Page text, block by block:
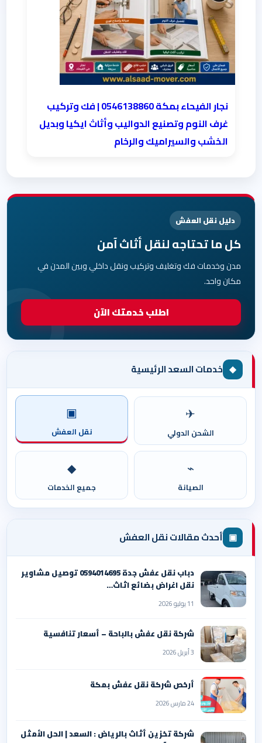
نجار الفيحاء بمكة 0546138860⁩ | فك وتركيب
غرف النوم وتصنيع الدواليب وأثاث ايكيا وبديل
الخشب والسيراميك والرخام
دليل نقل العفش
كل ما تحتاجه لنقل أثاث آمن
مدن وخدمات فك وتغليف وتركيب ونقل داخلي وبين المدن في
مكان واحد.
اطلب خدمتك الآن
◆ خدمات السعد الرئيسية
✈
الشحن الدولي
▣
نقل العفش
⌁
الصيانة
◆
جميع الخدمات
▣ أحدث مقالات نقل العفش
دباب نقل عفش جدة 0594014695 توصيل مشاوير
نقل اغراض بضائع اثاث…
11 يوليو 2026
شركة نقل عفش بالباحة – أسعار تنافسية
3 أبريل 2026
أرخص شركة نقل عفش بمكة
24 مارس 2026
شركة تخزين أثاث بالرياض : السعد | الحل الأمثل